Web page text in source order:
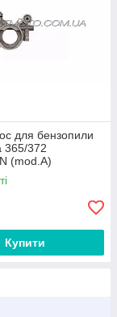
для бензопили
365/372
(mod.A)
Купити